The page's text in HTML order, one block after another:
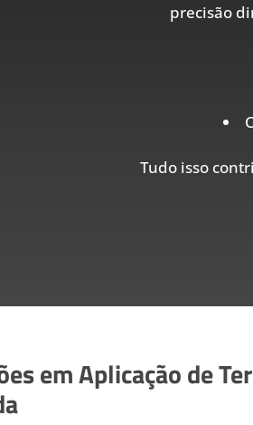
precisão
Tudo isso
em Aplicação de